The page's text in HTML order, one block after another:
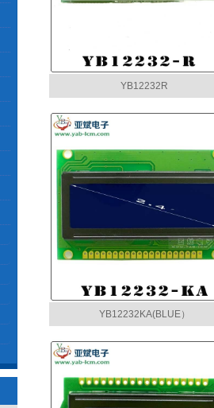
YB12232R
YB12232KA(BLUE）